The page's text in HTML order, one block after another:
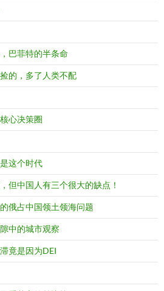
巴菲特的半条命
的，多了人类不配
心决策圈
这个时代
但中国人有三个很大的缺点！
俄占中国领土领海问题
中的城市观察
竟是因为DEI